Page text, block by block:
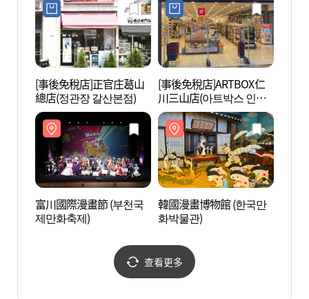
[事後免稅店]正官庄葛山
總店(정관장 갈산본점)
[事後免稅店]ARTBOX仁
川三山店(아트박스 인천
삼산점)
富川國際漫畫節 (부천국
제만화축제)
韓國漫畫博物館 (한국만
화박물관)
查看更多